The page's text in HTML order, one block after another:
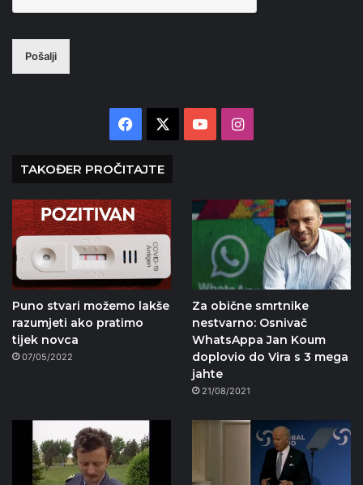
Pošalji
Facebook YouTubeInstagram
TAKOĐER PROČITAJTE
Puno stvari možemo lakše
razumjeti ako pratimo
tijek novca
07/05/2022
Za obične smrtnike
nestvarno: Osnivač
WhatsAppa Jan Koum
doplovio do Vira s 3 mega
jahte
21/08/2021